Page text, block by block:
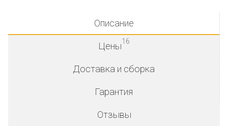
Описание
Цены16
Доставка и сборка
Гарантия
Отзывы